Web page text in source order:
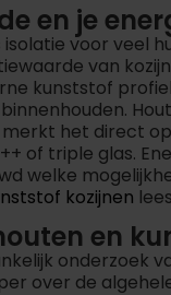
en je
isolatie voor veel
van
kunststof
het direct
of triple glas.
welke
kozijnen
en
onderzoek
over de